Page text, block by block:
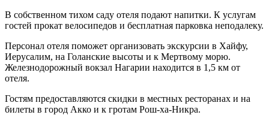
В собственном тихом саду отеля подают напитки. К услугам
гостей прокат велосипедов и бесплатная парковка неподалеку.
Персонал отеля поможет организовать экскурсии в Хайфу,
Иерусалим, на Голанские высоты и к Мертвому морю.
Железнодорожный вокзал Нагарии находится в 1,5 км от
отеля.
Гостям предоставляются скидки в местных ресторанах и на
билеты в город Акко и к гротам Рош-ха-Никра.